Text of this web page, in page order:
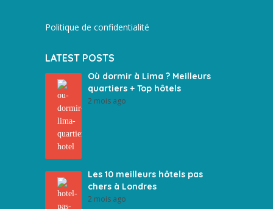
Politique de confidentialité
LATEST POSTS
Où dormir à Lima ? Meilleurs
quartiers + Top hôtels
2 mois ago
Les 10 meilleurs hôtels pas
chers à Londres
2 mois ago